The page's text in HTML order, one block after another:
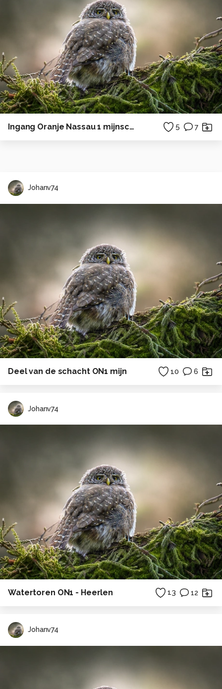
Ingang Oranje Nassau 1 mijnschacht 5 7
Johanv74
Deel van de schacht ON1 mijn 10 6
Johanv74
Watertoren ON1 - Heerlen 13 12
Johanv74